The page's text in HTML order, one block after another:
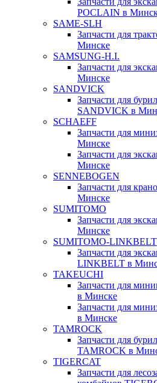
POCLAIN в
SAME-SLH
Запчасти для
Минске
SAMSUNG-H.I.
Запчасти для
Минске
SANDVICK
Запчасти для
SANDVICK в
SCHAEFF
Запчасти для
Минске
Запчасти для
Минске
SENNEBOGEN
Запчасти для
Минске
SUMITOMO
Запчасти для
Минске
SUMITOMO-LINKBELT
Запчасти для
LINKBELT в
TAKEUCHI
Запчасти для
в Минске
Запчасти для
в Минске
TAMROCK
Запчасти для
TAMROCK в
TIGERCAT
Запчасти для